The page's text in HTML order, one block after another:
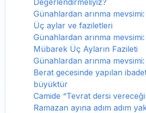
Değerlendirmeliyiz?
Günahlardan arınma
Üç aylar ve faziletleri
Günahlardan arınma
Mübarek Üç Ayların Fazileti
Günahlardan arınma
Berat gecesinde yapılan
büyüktür
Camide “Tevrat dersi
Ramazan ayına adım adım